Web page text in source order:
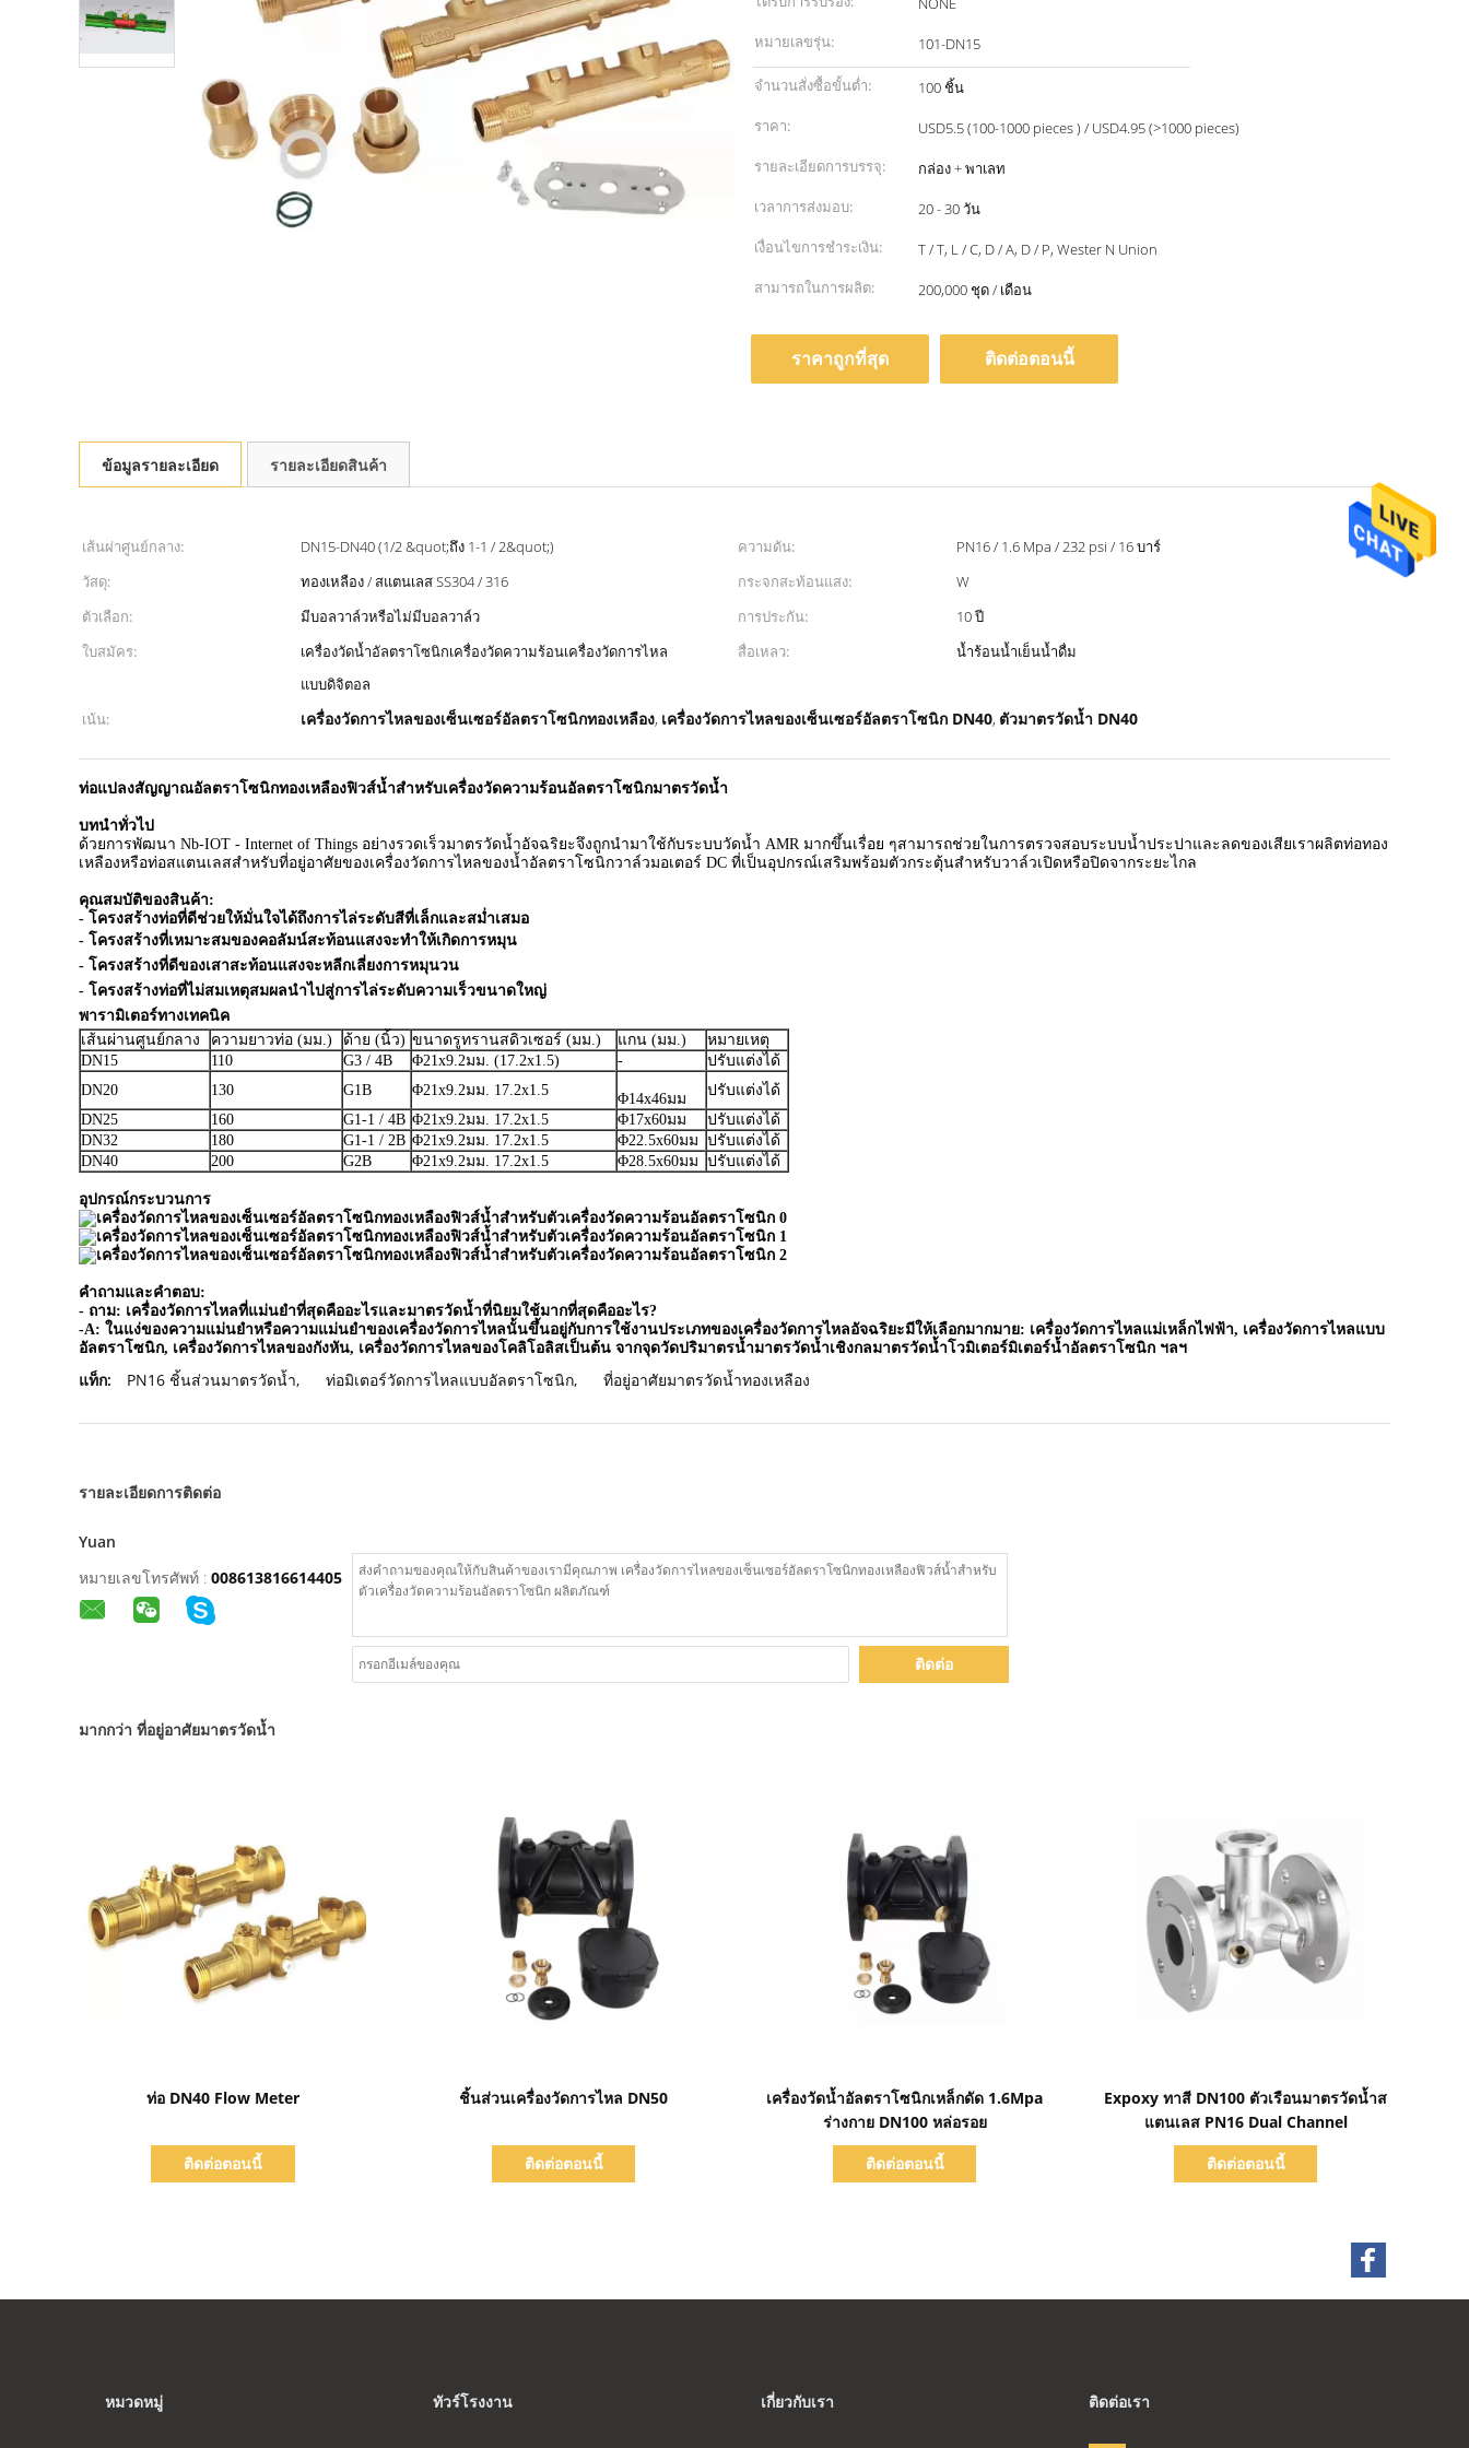
หมายเลขรุ่น:
101-DN15
จำนวนสั่งซื้อขั้นต่ำ:
100 ชิ้น
ราคา:
USD5.5 (100-1000 pieces ) / USD4.95 (>1000 pieces)
รายละเอียดการบรรจุ:
กล่อง + พาเลท
เวลาการส่งมอบ:
20 - 30 วัน
เงื่อนไขการชำระเงิน:
T / T, L / C, D / A, D / P, Wester N Union
สามารถในการผลิต:
200,000 ชุด / เดือน
ราคาถูกที่สุด ติดต่อตอนนี้
ข้อมูลรายละเอียด รายละเอียดสินค้า
เส้นผ่าศูนย์กลาง: DN15-DN40 (1/2 &quot;ถึง 1-1 / 2&quot;) ความดัน:
PN16 / 1.6 Mpa / 232 psi / 16 บาร์
วัสดุ:
ทองเหลือง / สแตนเลส SS304 / 316 กระจกสะท้อนแสง:
W
ตัวเลือก:
มีบอลวาล์วหรือไม่มีบอลวาล์ว การประกัน:
10 ปี
ใบสมัคร:
เครื่องวัดน้ำอัลตราโซนิกเครื่องวัดความร้อนเครื่องวัดการไหล
แบบดิจิตอล
สื่อเหลว: น้ำร้อนน้ำเย็นน้ำดื่ม
เน้น: เครื่องวัดการไหลของเซ็นเซอร์อัลตราโซนิกทองเหลือง, เครื่องวัดการไหลของเซ็นเซอร์อัลตราโซนิก DN40, ตัวมาตรวัดน้ำ DN40
ท่อแปลงสัญญาณอัลตราโซนิกทองเหลืองฟิวส์น้ำสำหรับเครื่องวัดความร้อนอัลตราโซนิกมาตรวัดน้ำ
บทนำทั่วไป
ด้วยการพัฒนา Nb-IOT - Internet of Things อย่างรวดเร็วมาตรวัดน้ำอัจฉริยะจึงถูกนำมาใช้กับระบบวัดน้ำ AMR มากขึ้นเรื่อย ๆสามารถช่วยในการตรวจสอบระบบน้ำประปาและลดของเสียเราผลิตท่อทอง
เหลืองหรือท่อสแตนเลสสำหรับที่อยู่อาศัยของเครื่องวัดการไหลของน้ำอัลตราโซนิกวาล์วมอเตอร์ DC ที่เป็นอุปกรณ์เสริมพร้อมตัวกระตุ้นสำหรับวาล์วเปิดหรือปิดจากระยะไกล
คุณสมบัติของสินค้า:
- โครงสร้างท่อที่ดีช่วยให้มั่นใจได้ถึงการไล่ระดับสีที่เล็กและสม่ำเสมอ
- โครงสร้างที่เหมาะสมของคอลัมน์สะท้อนแสงจะทำให้เกิดการหมุน
- โครงสร้างที่ดีของเสาสะท้อนแสงจะหลีกเลี่ยงการหมุนวน
- โครงสร้างท่อที่ไม่สมเหตุสมผลนำไปสู่การไล่ระดับความเร็วขนาดใหญ่
พารามิเตอร์ทางเทคนิค
เส้นผ่านศูนย์กลาง
ความยาวท่อ (มม.) ด้าย (นิ้ว) ขนาดรูทรานสดิวเซอร์ (มม.) แกน (มม.)
หมายเหตุ
DN15
110 G3 / 4B Φ21x9.2มม. (17.2x1.5) -
ปรับแต่งได้
DN20
130 G1B Φ21x9.2มม. 17.2x1.5
Φ14x46มม
ปรับแต่งได้
DN25
160 G1-1 / 4B Φ21x9.2มม. 17.2x1.5 Φ17x60มม
ปรับแต่งได้
DN32
180 G1-1 / 2B Φ21x9.2มม. 17.2x1.5 Φ22.5x60มม ปรับแต่งได้
DN40
200 G2B Φ21x9.2มม. 17.2x1.5 Φ28.5x60มม ปรับแต่งได้
อุปกรณ์กระบวนการ
คำถามและคำตอบ:
- ถาม: เครื่องวัดการไหลที่แม่นยำที่สุดคืออะไรและมาตรวัดน้ำที่นิยมใช้มากที่สุดคืออะไร?
-A: ในแง่ของความแม่นยำหรือความแม่นยำของเครื่องวัดการไหลนั้นขึ้นอยู่กับการใช้งานประเภทของเครื่องวัดการไหลอัจฉริยะมีให้เลือกมากมาย: เครื่องวัดการไหลแม่เหล็กไฟฟ้า, เครื่องวัดการไหลแบบ
อัลตราโซนิก, เครื่องวัดการไหลของกังหัน, เครื่องวัดการไหลของโคลิโอลิสเป็นต้น จากจุดวัดปริมาตรน้ำมาตรวัดน้ำเชิงกลมาตรวัดน้ำโวมิเตอร์มิเตอร์น้ำอัลตราโซนิก ฯลฯ
แท็ก: PN16 ชิ้นส่วนมาตรวัดน้ำ, ท่อมิเตอร์วัดการไหลแบบอัลตราโซนิก, ที่อยู่อาศัยมาตรวัดน้ำทองเหลือง
รายละเอียดการติดต่อ
Yuan
หมายเลขโทรศัพท์ : 008613816614405
ติดต่อ
มากกว่า ที่อยู่อาศัยมาตรวัดน้ำ
ท่อ DN40 Flow Meter
ติดต่อตอนนี้
แสดงรายละเอียด
ชิ้นส่วนเครื่องวัดการไหล DN50
ติดต่อตอนนี้
แสดงรายละเอียด
เครื่องวัดน้ำอัลตราโซนิกเหล็กดัด 1.6Mpa
ร่างกาย DN100 หล่อรอย
ติดต่อตอนนี้
แสดงรายละเอียด
Expoxy ทาสี DN100 ตัวเรือนมาตรวัดน้ำส
แตนเลส PN16 Dual Channel
ติดต่อตอนนี้
หมวดหมู่ ทัวร์โรงงาน เกี่ยวกับเรา ติดต่อเรา